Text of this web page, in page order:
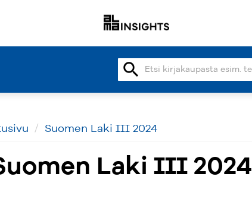
search
Suomen Laki III 2024
Laki III 2024